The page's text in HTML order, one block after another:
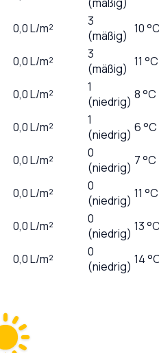
0,0L/m²
3
(mäßig) 10
0,0L/m²
3
(mäßig) 11 °C
0,0L/m²
1
(niedrig) 8 °C
0,0L/m²
1
(niedrig) 6 °C
0,0L/m²
0
(niedrig) 7 °C
0,0L/m²
0
(niedrig) 11 °C
0,0L/m²
0
(niedrig) 13
0,0L/m²
0
(niedrig) 14